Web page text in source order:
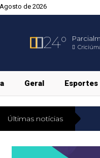
de 2026
24°
Geral Esportes
Últimas notícias